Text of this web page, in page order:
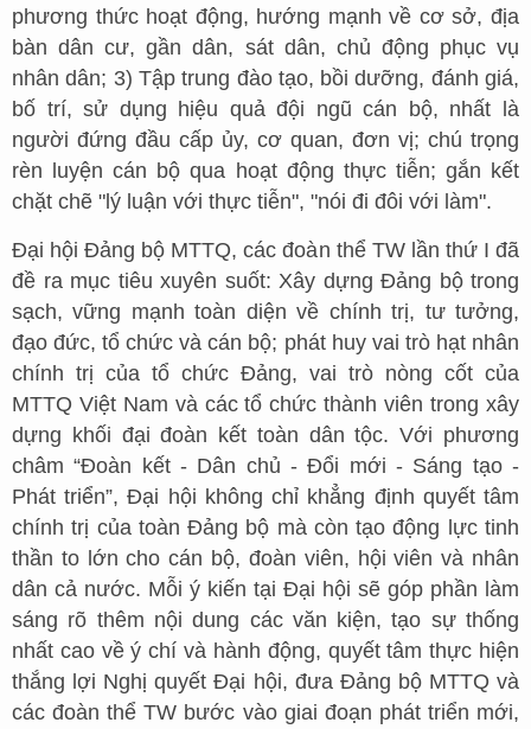
phương thức hoạt động, hướng mạnh về cơ sở, địa
bàn dân cư, gần dân, sát dân, chủ động phục vụ
nhân dân; 3) Tập trung đào tạo, bồi dưỡng, đánh giá,
bố trí, sử dụng hiệu quả đội ngũ cán bộ, nhất là
người đứng đầu cấp ủy, cơ quan, đơn vị; chú trọng
rèn luyện cán bộ qua hoạt động thực tiễn; gắn kết
chặt chẽ "lý luận với thực tiễn", "nói đi đôi với làm".
Đại hội Đảng bộ MTTQ, các đoàn thể TW lần thứ I đã
đề ra mục tiêu xuyên suốt: Xây dựng Đảng bộ trong
sạch, vững mạnh toàn diện về chính trị, tư tưởng,
đạo đức, tổ chức và cán bộ; phát huy vai trò hạt nhân
chính trị của tổ chức Đảng, vai trò nòng cốt của
MTTQ Việt Nam và các tổ chức thành viên trong xây
dựng khối đại đoàn kết toàn dân tộc. Với phương
châm “Đoàn kết - Dân chủ - Đổi mới - Sáng tạo -
Phát triển”, Đại hội không chỉ khẳng định quyết tâm
chính trị của toàn Đảng bộ mà còn tạo động lực tinh
thần to lớn cho cán bộ, đoàn viên, hội viên và nhân
dân cả nước. Mỗi ý kiến tại Đại hội sẽ góp phần làm
sáng rõ thêm nội dung các văn kiện, tạo sự thống
nhất cao về ý chí và hành động, quyết tâm thực hiện
thắng lợi Nghị quyết Đại hội, đưa Đảng bộ MTTQ và
các đoàn thể TW bước vào giai đoạn phát triển mới,